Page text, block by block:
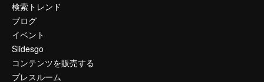
検索トレンド
ブログ
イベント
Slidesgo
コンテンツを販売する
プレスルーム